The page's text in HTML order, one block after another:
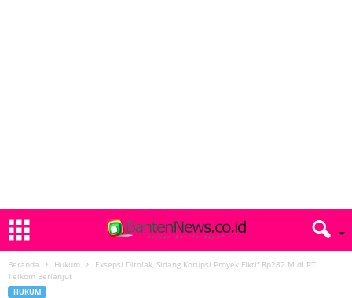
Beranda Hukum
Eksepsi Ditolak, Sidang Korupsi Proyek Fiktif Rp282 M di PT
Telkom Berlanjut
HUKUM